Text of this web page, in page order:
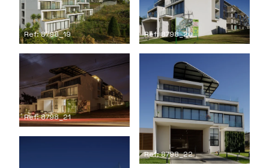
Ref: 8798_19 Ref: 8798_20
Ref: 8798_21
Ref: 8798_22